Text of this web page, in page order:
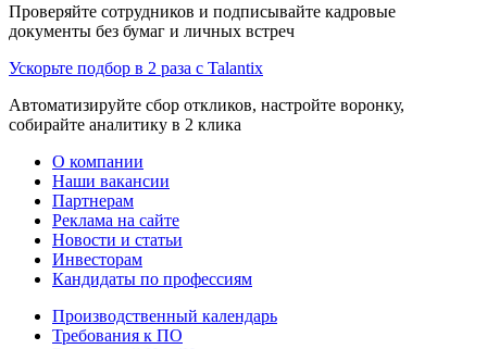
Проверяйте сотрудников и подписывайте кадровые
документы без бумаг и личных встреч
Ускорьте подбор в 2 раза с Talantix
Автоматизируйте сбор откликов, настройте воронку,
собирайте аналитику в 2 клика
О компании
Наши вакансии
Партнерам
Реклама на сайте
Новости и статьи
Инвесторам
Кандидаты по профессиям
Производственный календарь
Требования к ПО